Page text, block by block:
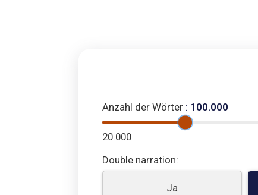
Anzahl der Wörter : 100.000
20.000
Double narration:
Ja